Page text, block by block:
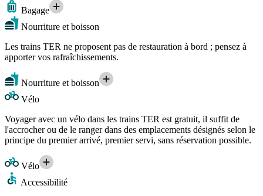
Bagage
Nourriture et boisson
Les trains TER ne proposent pas de restauration à bord ; pensez à
apporter vos rafraîchissements.
Nourriture et boisson
Vélo
Voyager avec un vélo dans les trains TER est gratuit, il suffit de
l'accrocher ou de le ranger dans des emplacements désignés selon le
principe du premier arrivé, premier servi, sans réservation possible.
Vélo
Accessibilité